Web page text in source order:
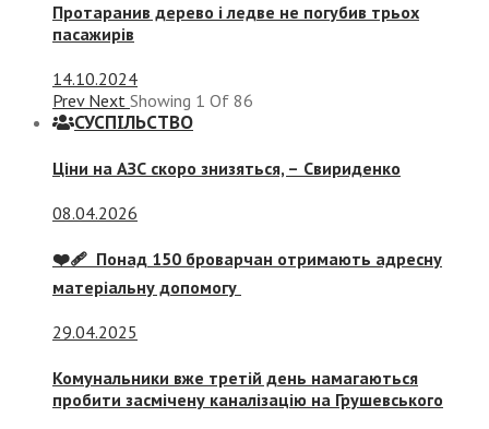
Протаранив дерево і ледве не погубив трьох
пасажирів
14.10.2024
Prev Next Showing 1 Of 86
СУСПIЛЬСТВО
Ціни на АЗС скоро знизяться, – Свириденко
08.04.2026
❤️‍🩹 Понад 150 броварчан отримають адресну
матеріальну допомогу
29.04.2025
Комунальники вже третій день намагаються
пробити засмічену каналізацію на Грушевського